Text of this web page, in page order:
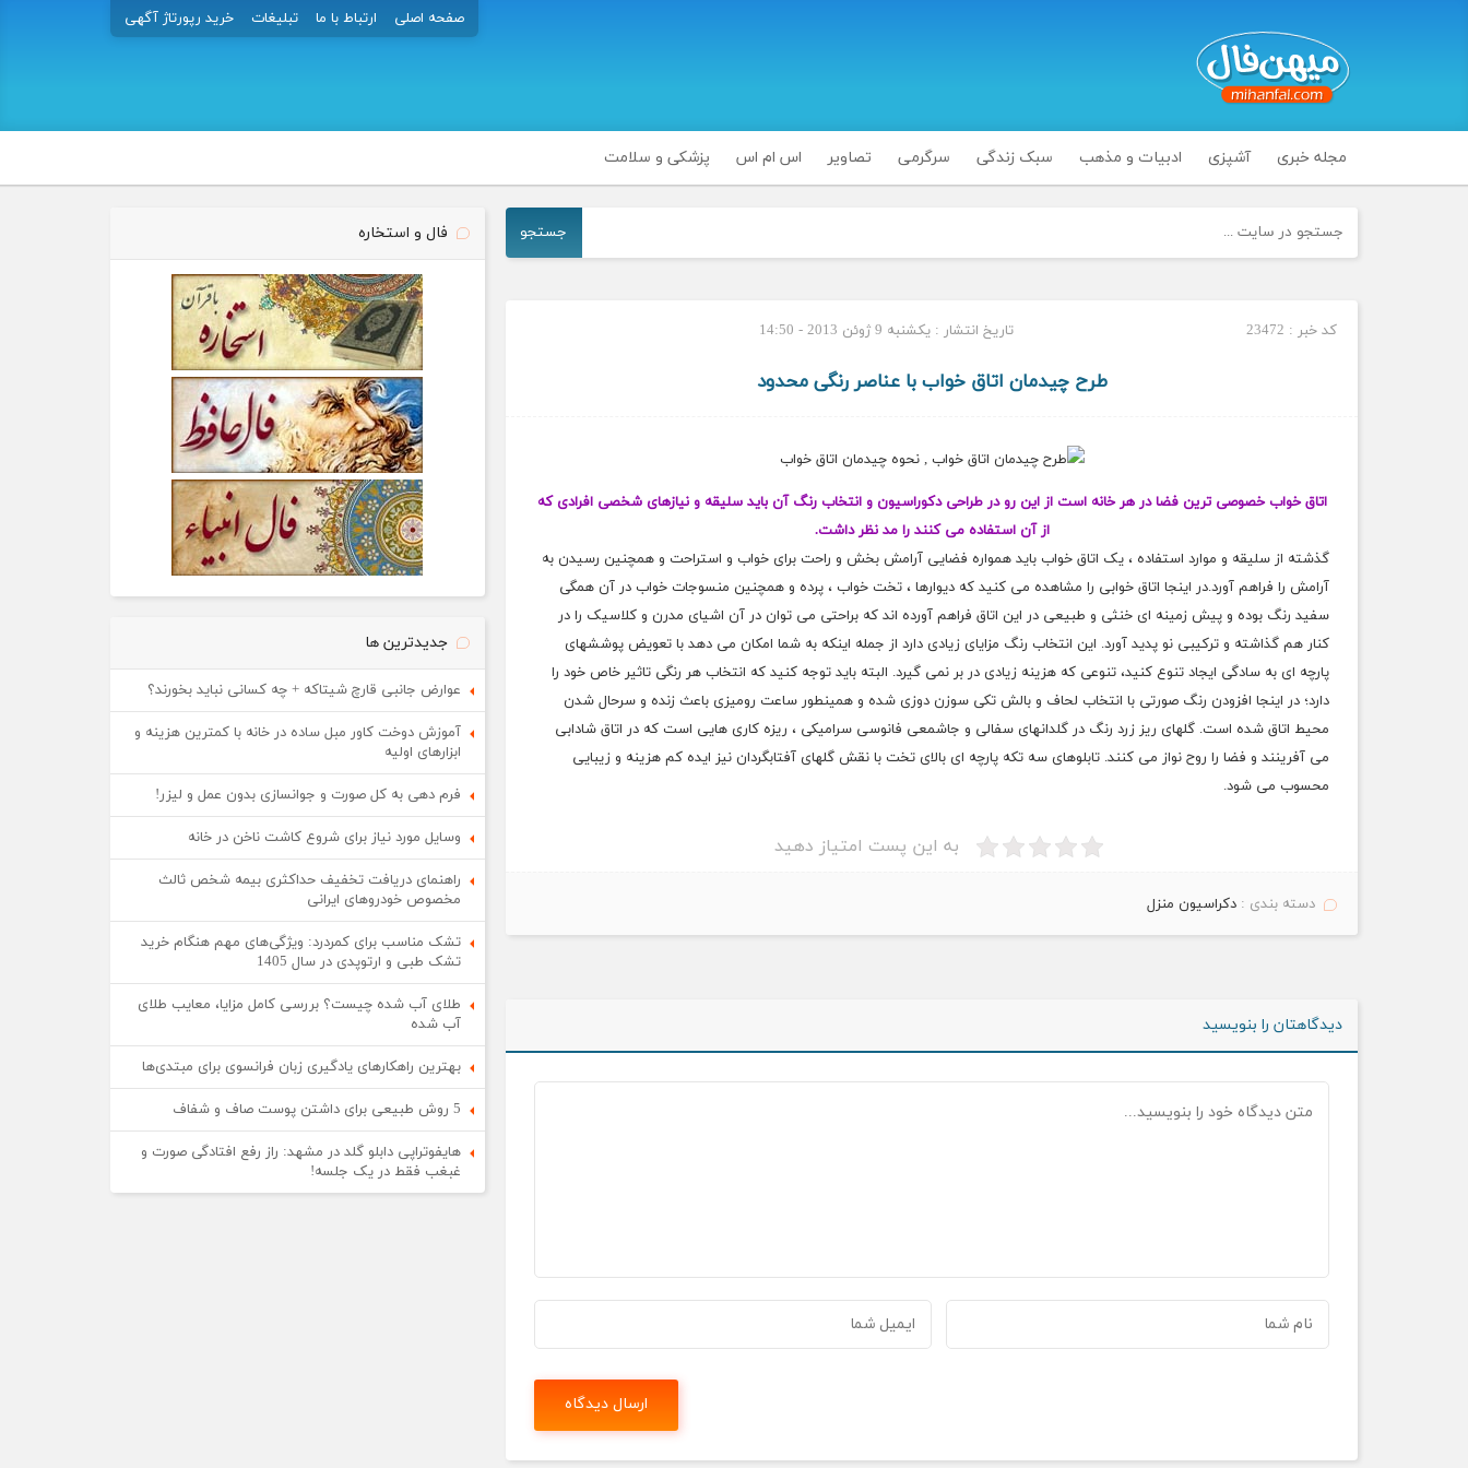
صفحه اصلی ارتباط با ما تبلیغات خرید رپورتاژ آگهی
مجله خبری آشپزی ادبیات و مذهب سبک زندگی سرگرمی تصاویر اس ام اس پزشکی و سلامت
جستجو
کد خبر : 23472 تاریخ انتشار : یکشنبه 9 ژوئن 2013 - 14:50
طرح چیدمان اتاق خواب با عناصر رنگی محدود
اتاق خواب خصوصی ترین فضا در هر خانه است از این رو در طراحی دکوراسیون و انتخاب رنگ آن باید سلیقه و نیازهای شخصی افرادی که
از آن استفاده می کنند را مد نظر داشت.
گذشته از سلیقه و موارد استفاده ، یک اتاق خواب باید همواره فضایی آرامش بخش و راحت برای خواب و استراحت و همچنین رسیدن به
آرامش را فراهم آورد.در اینجا اتاق خوابی را مشاهده می کنید که دیوارها ، تخت خواب ، پرده و همچنین منسوجات خواب در آن همگی
سفید رنگ بوده و پیش زمینه ای خنثی و طبیعی در این اتاق فراهم آورده اند که براحتی می توان در آن اشیای مدرن و کلاسیک را در
کنار هم گذاشته و ترکیبی نو پدید آورد. این انتخاب رنگ مزایای زیادی دارد از جمله اینکه به شما امکان می دهد با تعویض پوششهای
پارچه ای به سادگی ایجاد تنوع کنید، تنوعی که هزینه زیادی در بر نمی گیرد. البته باید توجه کنید که انتخاب هر رنگی تاثیر خاص خود را
دارد؛ در اینجا افزودن رنگ صورتی با انتخاب لحاف و بالش تکی سوزن دوزی شده و همینطور ساعت رومیزی باعث زنده و سرحال شدن
محیط اتاق شده است. گلهای ریز زرد رنگ در گلدانهای سفالی و جاشمعی فانوسی سرامیکی ، ریزه کاری هایی است که در اتاق شادابی
می آفرینند و فضا را روح نواز می کنند. تابلوهای سه تکه پارچه ای بالای تخت با نقش گلهای آفتابگردان نیز ایده کم هزینه و زیبایی
محسوب می شود.
به این پست امتیاز دهید
دسته بندی :دکراسیون منزل
دیدگاهتان را بنویسید
فال و استخاره
جدیدترین ها
عوارض جانبی قارچ شیتاکه + چه کسانی نباید بخورند؟
آموزش دوخت کاور مبل ساده در خانه با کمترین هزینه و
ابزارهای اولیه
فرم دهی به کل صورت و جوانسازی بدون عمل و لیزر!
وسایل مورد نیاز برای شروع کاشت ناخن در خانه
راهنمای دریافت تخفیف حداکثری بیمه شخص ثالث
مخصوص خودروهای ایرانی
تشک مناسب برای کمردرد: ویژگی‌های مهم هنگام خرید
تشک طبی و ارتوپدی در سال 1405
طلای آب شده چیست؟ بررسی کامل مزایا، معایب طلای
آب شده
بهترین راهکارهای یادگیری زبان فرانسوی برای مبتدی‌ها
5 روش طبیعی برای داشتن پوست صاف و شفاف
هایفوتراپی دابلو گلد در مشهد: راز رفع افتادگی صورت و
غبغب فقط در یک جلسه!